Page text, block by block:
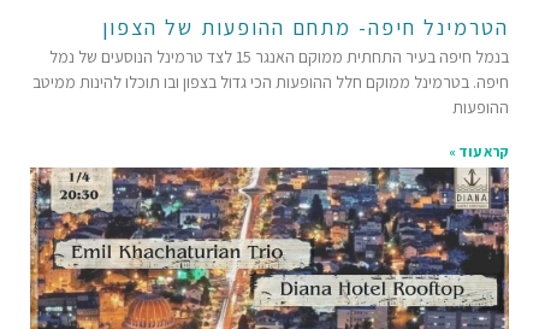
הטרמינל חיפה- מתחם ההופעות של הצפון
בנמל חיפה בעיר התחתית ממוקם האנגר 15 לצד טרמינל הנוסעים של נמל
חיפה. בטרמינל ממוקם חלל ההופעות הכי גדול בצפון ובו תוכלו להינות ממיטב
ההופעות
קרא עוד »